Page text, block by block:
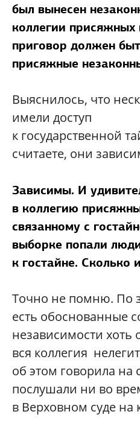
был вынесен
коллегии
приговор должен
присяжные
Выяснилось, что
имели доступ
к государственной
считаете, они
Зависимы. И
в коллегию
связанному с
выборке попали
к гостайне.
Точно не помню. По
есть обоснованные
независимости хоть
вся коллегия
об этом говорила на
послушали ни во
в Верховном суде на